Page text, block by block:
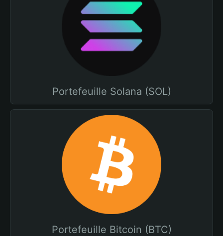
Portefeuille Solana (SOL)
Portefeuille Bitcoin (BTC)